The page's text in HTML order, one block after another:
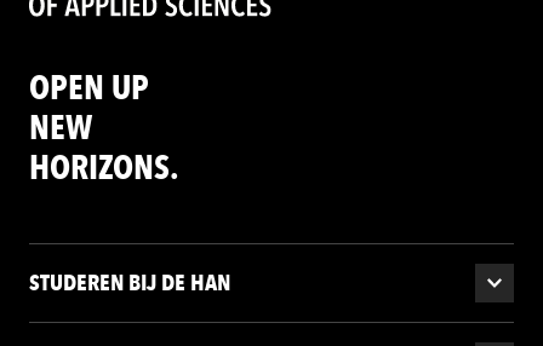
OPEN UP
NEW
HORIZONS.
STUDEREN BIJ DE HAN